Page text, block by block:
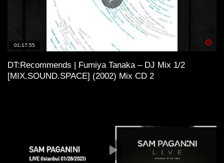
01:17:55
DT:Recommends | Fumiya Tanaka – DJ Mix 1/2
[MIX.SOUND.SPACE] (2002) Mix CD 2